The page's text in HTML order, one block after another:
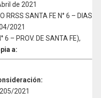
de 2021
RRSS SANTA FE N° 6 – DIAS
2021
6 – PROV. DE SANTA FE),
a:
2021